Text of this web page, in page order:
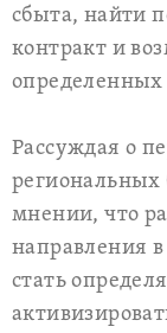
сбыта, найти
контракт и
определенных
Рассуждая о
региональных
мнении, что
направления
стать